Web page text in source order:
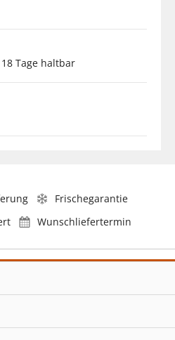
Tage haltbar
Frischegarantie
Wunschliefertermin